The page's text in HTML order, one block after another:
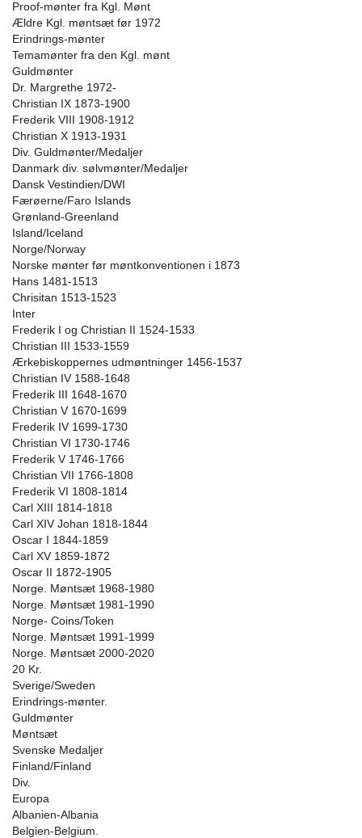
Proof-mønter fra Kgl. Mønt
Ældre Kgl. møntsæt før 1972
Erindrings-mønter
Temamønter fra den Kgl. mønt
Guldmønter
Dr. Margrethe 1972-
Christian IX 1873-1900
Frederik VIII 1908-1912
Christian X 1913-1931
Div. Guldmønter/Medaljer
Danmark div. sølvmønter/Medaljer
Dansk Vestindien/DWI
Færøerne/Faro Islands
Grønland-Greenland
Island/Iceland
Norge/Norway
Norske mønter før møntkonventionen i 1873
Hans 1481-1513
Chrisitan 1513-1523
Inter
Frederik I og Christian II 1524-1533
Christian III 1533-1559
Ærkebiskoppernes udmøntninger 1456-1537
Christian IV 1588-1648
Frederik III 1648-1670
Christian V 1670-1699
Frederik IV 1699-1730
Christian VI 1730-1746
Frederik V 1746-1766
Christian VII 1766-1808
Frederik VI 1808-1814
Carl XIII 1814-1818
Carl XIV Johan 1818-1844
Oscar I 1844-1859
Carl XV 1859-1872
Oscar II 1872-1905
Norge. Møntsæt 1968-1980
Norge. Møntsæt 1981-1990
Norge- Coins/Token
Norge. Møntsæt 1991-1999
Norge. Møntsæt 2000-2020
20 Kr.
Sverige/Sweden
Erindrings-mønter.
Guldmønter
Møntsæt
Svenske Medaljer
Finland/Finland
Div.
Europa
Albanien-Albania
Belgien-Belgium.